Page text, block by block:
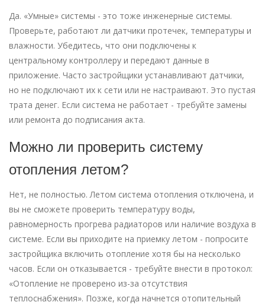
Да. «Умные» системы - это тоже инженерные системы.
Проверьте, работают ли датчики протечек, температуры и
влажности. Убедитесь, что они подключены к
центральному контроллеру и передают данные в
приложение. Часто застройщики устанавливают датчики,
но не подключают их к сети или не настраивают. Это пустая
трата денег. Если система не работает - требуйте замены
или ремонта до подписания акта.
Можно ли проверить систему
отопления летом?
Нет, не полностью. Летом система отопления отключена, и
вы не сможете проверить температуру воды,
равномерность прогрева радиаторов или наличие воздуха в
системе. Если вы приходите на приемку летом - попросите
застройщика включить отопление хотя бы на несколько
часов. Если он отказывается - требуйте внести в протокол:
«Отопление не проверено из-за отсутствия
теплоснабжения». Позже, когда начнется отопительный